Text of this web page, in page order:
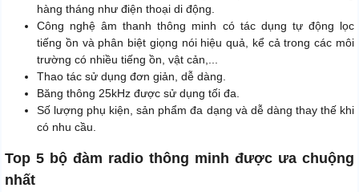
hàng tháng như điện thoại di động.
Công nghệ âm thanh thông minh có tác dụng tự động lọc
tiếng ồn và phân biệt giọng nói hiệu quả, kể cả trong các môi
trường có nhiều tiếng ồn, vật cản,...
Thao tác sử dụng đơn giản, dễ dàng.
Băng thông 25kHz được sử dụng tối đa.
Số lượng phụ kiện, sản phẩm đa dạng và dễ dàng thay thế khi
có nhu cầu.
Top 5 bộ đàm radio thông minh được ưa chuộng
nhất